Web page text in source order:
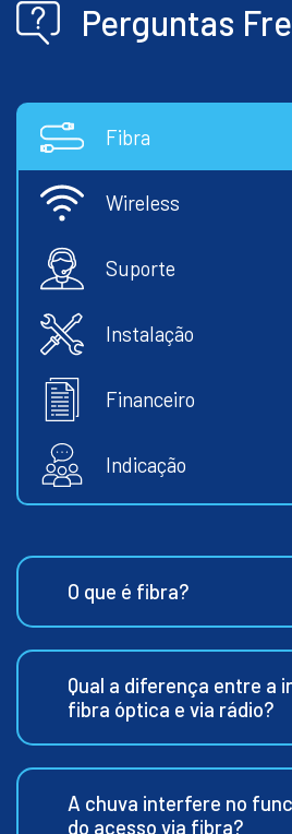
Perguntas
Fibra
Wireless
Suporte
Instalação
Financeiro
Indicação
O que é fibra?
Qual a diferença entre a
fibra óptica e via rádio?
A chuva interfere no
do acesso via fibra?